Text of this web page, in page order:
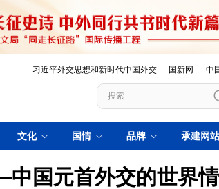
习近平外交思想和新时代中国外交 国新网 中
文化 国情 品牌 承建网站
国元首外交的世界